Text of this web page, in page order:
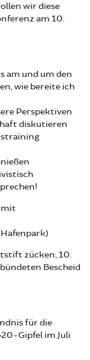
wir diese
am 10.
am und um den
wie bereite ich
Perspektiven
diskutieren
mit
zücken, 10.
Bescheid
für die
Gipfel im Juli